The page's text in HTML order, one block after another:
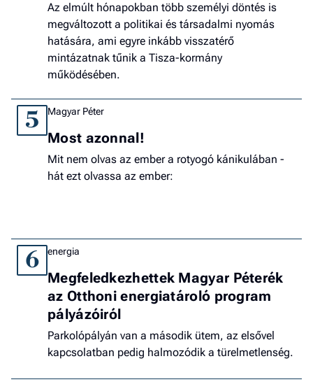
Az elmúlt hónapokban több személyi döntés is
megváltozott a politikai és társadalmi nyomás
hatására, ami egyre inkább visszatérő
mintázatnak tűnik a Tisza-kormány
működésében.
5 Magyar Péter
Most azonnal!
Mit nem olvas az ember a rotyogó kánikulában -
hát ezt olvassa az ember:
6 energia
Megfeledkezhettek Magyar Péterék
az Otthoni energiatároló program
pályázóiról
Parkolópályán van a második ütem, az elsővel
kapcsolatban pedig halmozódik a türelmetlenség.